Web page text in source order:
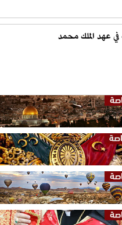
في عهد الملك محمد